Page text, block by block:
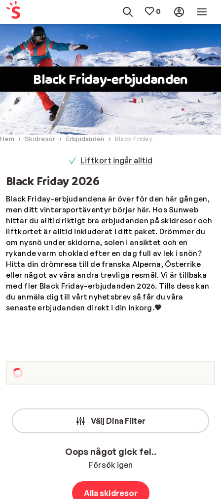
Black Friday-erbjudanden
Hem Skidresor Erbjudanden Black Friday
Liftkort ingår alltid
Black Friday 2026
Black Friday-erbjudandena är över för den här gången,
men ditt vintersportäventyr börjar här. Hos Sunweb
hittar du alltid riktigt bra erbjudanden på skidresor och
liftkortet är alltid inkluderat i ditt paket. Drömmer du
om nysnö under skidorna, solen i ansiktet och en
rykande varm choklad efter en dag full av lek i snön?
Hitta din drömresa till de franska Alperna, Österrike
eller något av våra andra trevliga resmål. Vi är tillbaka
med fler Black Friday-erbjudanden 2026. Tills dess kan
du anmäla dig till vårt nyhetsbrev så får du våra
senaste erbjudanden direkt i din inkorg.🖤
Välj Dina Filter
Oops något gick fel..
Försök igen
Alla skidresor